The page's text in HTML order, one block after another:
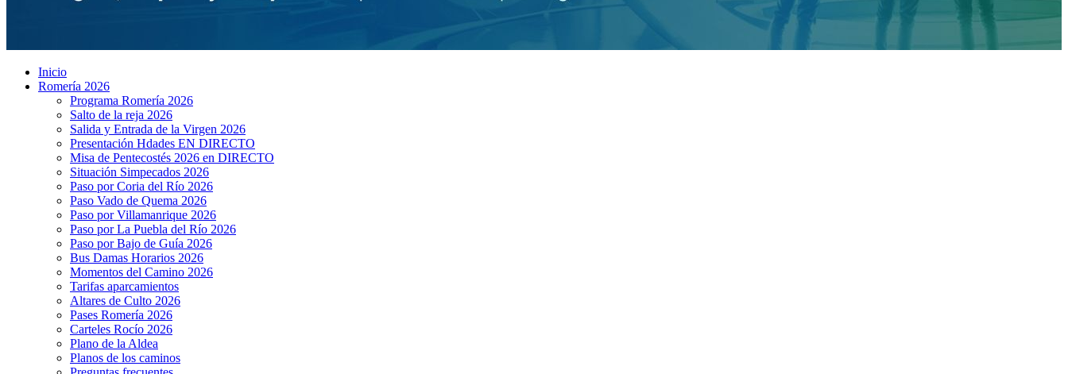
Inicio
Romería 2026
Programa Romería 2026
Salto de la reja 2026
Salida y Entrada de la Virgen 2026
Presentación Hdades EN DIRECTO
Misa de Pentecostés 2026 en DIRECTO
Situación Simpecados 2026
Paso por Coria del Río 2026
Paso Vado de Quema 2026
Paso por Villamanrique 2026
Paso por La Puebla del Río 2026
Paso por Bajo de Guía 2026
Bus Damas Horarios 2026
Momentos del Camino 2026
Tarifas aparcamientos
Altares de Culto 2026
Pases Romería 2026
Carteles Rocío 2026
Plano de la Aldea
Planos de los caminos